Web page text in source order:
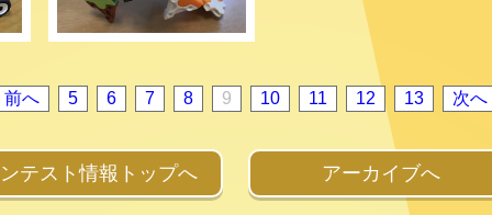
前へ 5 6 7 8 9 10 11 12 13 次へ
テスト情報トップへ アーカイブへ